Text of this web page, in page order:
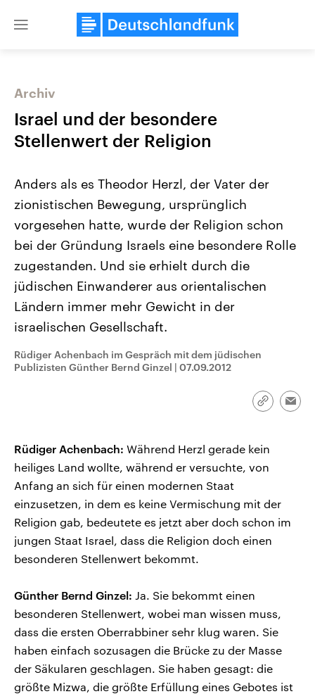
Close
USA
Hintergründe
Wirtschaftlich und militärisch
gehören die Vereinigten Staaten zu
den mächtigsten Ländern der Erde,
mit großem Einfluss auf das
aktuelle Weltgeschehen.
Nahostkonflikt
Der Überfall der
Terrororganisation Hamas
Oktober 2023 auf Israel
Region wieder die
Israel möchte die Hamas
Sendungen Programm Podcasts
Archiv
Israel und der besondere
Stellenwert der Religion
Anders als es Theodor Herzl, der Vater der
zionistischen Bewegung, ursprünglich
vorgesehen hatte, wurde der Religion schon
bei der Gründung Israels eine besondere Rolle
zugestanden. Und sie erhielt durch die
jüdischen Einwanderer aus orientalischen
Ländern immer mehr Gewicht in der
israelischen Gesellschaft.
Rüdiger Achenbach im Gespräch mit dem jüdischen
Publizisten Günther Bernd Ginzel | 07.09.2012
Link
Rüdiger Achenbach: Während Herzl gerade kein
heiliges Land wollte, während er versuchte, von
Anfang an sich für einen modernen Staat
einzusetzen, in dem es keine Vermischung mit der
Religion gab, bedeutete es jetzt aber doch schon im
jungen Staat Israel, dass die Religion doch einen
besonderen Stellenwert bekommt.
Günther Bernd Ginzel: Ja. Sie bekommt einen
besonderen Stellenwert, wobei man wissen muss,
dass die ersten Oberrabbiner sehr klug waren. Sie
haben einfach sozusagen die Brücke zu der Masse
der Säkularen geschlagen. Sie haben gesagt: die
größte Mizwa, die größte Erfüllung eines Gebotes ist